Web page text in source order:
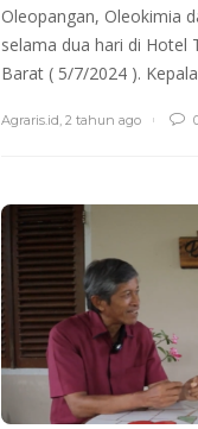
Oleopangan, Oleokimia
selama dua hari di Hotel
Barat ( 5/7/2024 ).
Agraris.id 2 tahun ago